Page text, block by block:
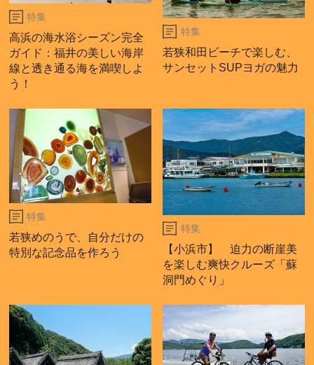
特集
高浜の海水浴シーズン完全
ガイド：福井の美しい海岸
線と透き通る海を満喫しよ
う！
特集
若狭和田ビーチで楽しむ、
サンセットSUPヨガの魅力
特集
若狭めのうで、自分だけの
特別な記念品を作ろう
特集
【小浜市】 迫力の断崖美
を楽しむ爽快クルーズ「蘇
洞門めぐり」